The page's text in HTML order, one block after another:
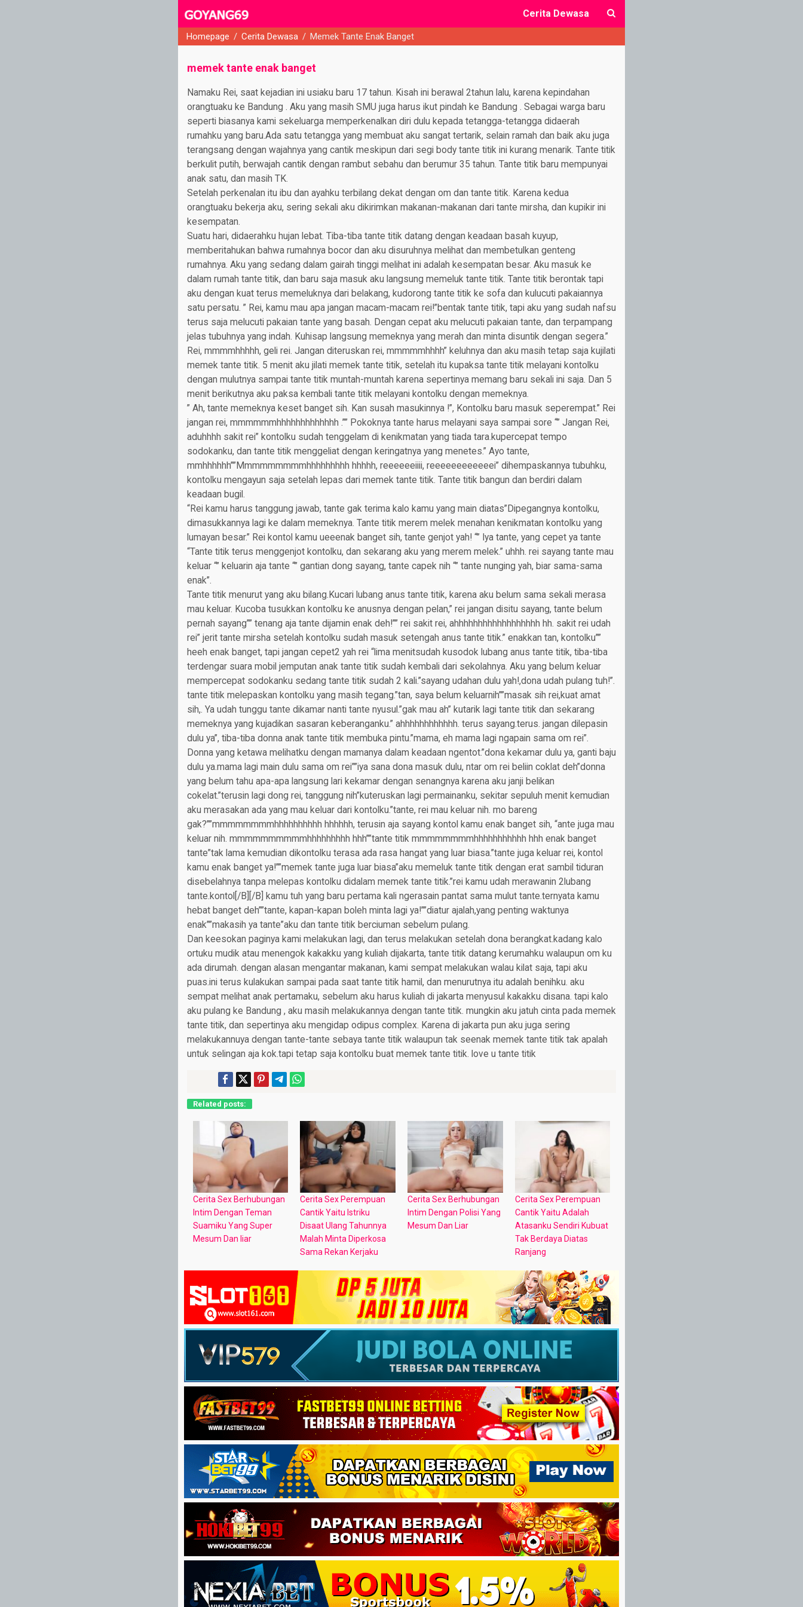
Cerita Dewasa
Homepage / Cerita Dewasa / Memek Tante Enak Banget
memek tante enak banget
Namaku Rei, saat kejadian ini usiaku baru 17 tahun. Kisah ini berawal 2tahun lalu, karena kepindahan
orangtuaku ke Bandung . Aku yang masih SMU juga harus ikut pindah ke Bandung . Sebagai warga baru
seperti biasanya kami sekeluarga memperkenalkan diri dulu kepada tetangga-tetangga didaerah
rumahku yang baru.Ada satu tetangga yang membuat aku sangat tertarik, selain ramah dan baik aku juga
terangsang dengan wajahnya yang cantik meskipun dari segi body tante titik ini kurang menarik. Tante titik
berkulit putih, berwajah cantik dengan rambut sebahu dan berumur 35 tahun. Tante titik baru mempunyai
anak satu, dan masih TK.
Setelah perkenalan itu ibu dan ayahku terbilang dekat dengan om dan tante titik. Karena kedua
orangtuaku bekerja aku, sering sekali aku dikirimkan makanan-makanan dari tante mirsha, dan kupikir ini
kesempatan.
Suatu hari, didaerahku hujan lebat. Tiba-tiba tante titik datang dengan keadaan basah kuyup,
memberitahukan bahwa rumahnya bocor dan aku disuruhnya melihat dan membetulkan genteng
rumahnya. Aku yang sedang dalam gairah tinggi melihat ini adalah kesempatan besar. Aku masuk ke
dalam rumah tante titik, dan baru saja masuk aku langsung memeluk tante titik. Tante titik berontak tapi
aku dengan kuat terus memeluknya dari belakang, kudorong tante titik ke sofa dan kulucuti pakaiannya
satu persatu. ” Rei, kamu mau apa jangan macam-macam rei!”bentak tante titik, tapi aku yang sudah nafsu
terus saja melucuti pakaian tante yang basah. Dengan cepat aku melucuti pakaian tante, dan terpampang
jelas tubuhnya yang indah. Kuhisap langsung memeknya yang merah dan minta disuntik dengan segera.”
Rei, mmmmhhhhh, geli rei. Jangan diteruskan rei, mmmmmhhhh” keluhnya dan aku masih tetap saja kujilati
memek tante titik. 5 menit aku jilati memek tante titik, setelah itu kupaksa tante titik melayani kontolku
dengan mulutnya sampai tante titik muntah-muntah karena sepertinya memang baru sekali ini saja. Dan 5
menit berikutnya aku paksa kembali tante titik melayani kontolku dengan memeknya.
” Ah, tante memeknya keset banget sih. Kan susah masukinnya !”, Kontolku baru masuk seperempat.” Rei
jangan rei, mmmmmmhhhhhhhhhhhhh .”” Pokoknya tante harus melayani saya sampai sore “” Jangan Rei,
aduhhhh sakit rei” kontolku sudah tenggelam di kenikmatan yang tiada tara.kupercepat tempo
sodokanku, dan tante titik menggeliat dengan keringatnya yang menetes.” Ayo tante,
mmhhhhhh””Mmmmmmmmmhhhhhhhhh hhhhh, reeeeeeiiii, reeeeeeeeeeeei” dihempaskannya tubuhku,
kontolku mengayun saja setelah lepas dari memek tante titik. Tante titik bangun dan berdiri dalam
keadaan bugil.
“Rei kamu harus tanggung jawab, tante gak terima kalo kamu yang main diatas”Dipegangnya kontolku,
dimasukkannya lagi ke dalam memeknya. Tante titik merem melek menahan kenikmatan kontolku yang
lumayan besar.” Rei kontol kamu ueeenak banget sih, tante genjot yah! “” Iya tante, yang cepet ya tante
“Tante titik terus menggenjot kontolku, dan sekarang aku yang merem melek.” uhhh. rei sayang tante mau
keluar “” keluarin aja tante “” gantian dong sayang, tante capek nih “” tante nunging yah, biar sama-sama
enak”.
Tante titik menurut yang aku bilang.Kucari lubang anus tante titik, karena aku belum sama sekali merasa
mau keluar. Kucoba tusukkan kontolku ke anusnya dengan pelan,” rei jangan disitu sayang, tante belum
pernah sayang”” tenang aja tante dijamin enak deh!”” rei sakit rei, ahhhhhhhhhhhhhhhhhh hh. sakit rei udah
rei” jerit tante mirsha setelah kontolku sudah masuk setengah anus tante titik.” enakkan tan, kontolku””
heeh enak banget, tapi jangan cepet2 yah rei “lima menitsudah kusodok lubang anus tante titik, tiba-tiba
terdengar suara mobil jemputan anak tante titik sudah kembali dari sekolahnya. Aku yang belum keluar
mempercepat sodokanku sedang tante titik sudah 2 kali.”sayang udahan dulu yah!,dona udah pulang tuh!”.
tante titik melepaskan kontolku yang masih tegang.”tan, saya belum keluarnih””masak sih rei,kuat amat
sih,. Ya udah tunggu tante dikamar nanti tante nyusul.”gak mau ah” kutarik lagi tante titik dan sekarang
memeknya yang kujadikan sasaran keberanganku.” ahhhhhhhhhhhh. terus sayang.terus. jangan dilepasin
dulu ya”, tiba-tiba donna anak tante titik membuka pintu.”mama, eh mama lagi ngapain sama om rei”.
Donna yang ketawa melihatku dengan mamanya dalam keadaan ngentot.”dona kekamar dulu ya, ganti baju
dulu ya.mama lagi main dulu sama om rei””iya sana dona masuk dulu, ntar om rei beliin coklat deh”donna
yang belum tahu apa-apa langsung lari kekamar dengan senangnya karena aku janji belikan
cokelat.”terusin lagi dong rei, tanggung nih”kuteruskan lagi permainanku, sekitar sepuluh menit kemudian
aku merasakan ada yang mau keluar dari kontolku.”tante, rei mau keluar nih. mo bareng
gak?””mmmmmmmmhhhhhhhhhh hhhhhh, terusin aja sayang kontol kamu enak banget sih, “ante juga mau
keluar nih. mmmmmmmmmmhhhhhhhhh hhh””tante titik mmmmmmmmhhhhhhhhhhh hhh enak banget
tante”tak lama kemudian dikontolku terasa ada rasa hangat yang luar biasa.”tante juga keluar rei, kontol
kamu enak banget ya!””memek tante juga luar biasa”aku memeluk tante titik dengan erat sambil tiduran
disebelahnya tanpa melepas kontolku didalam memek tante titik.”rei kamu udah merawanin 2lubang
tante.kontol[/B][/B] kamu tuh yang baru pertama kali ngerasain pantat sama mulut tante.ternyata kamu
hebat banget deh””tante, kapan-kapan boleh minta lagi ya!””diatur ajalah,yang penting waktunya
enak””makasih ya tante”aku dan tante titik berciuman sebelum pulang.
Dan keesokan paginya kami melakukan lagi, dan terus melakukan setelah dona berangkat.kadang kalo
ortuku mudik atau menengok kakakku yang kuliah dijakarta, tante titik datang kerumahku walaupun om ku
ada dirumah. dengan alasan mengantar makanan, kami sempat melakukan walau kilat saja, tapi aku
puas.ini terus kulakukan sampai pada saat tante titik hamil, dan menurutnya itu adalah benihku. aku
sempat melihat anak pertamaku, sebelum aku harus kuliah di jakarta menyusul kakakku disana. tapi kalo
aku pulang ke Bandung , aku masih melakukannya dengan tante titik. mungkin aku jatuh cinta pada memek
tante titik, dan sepertinya aku mengidap odipus complex. Karena di jakarta pun aku juga sering
melakukannuya dengan tante-tante sebaya tante titik walaupun tak seenak memek tante titik tak apalah
untuk selingan aja kok.tapi tetap saja kontolku buat memek tante titik. love u tante titik
Related posts:
Cerita Sex Berhubungan
Intim Dengan Teman
Suamiku Yang Super
Mesum Dan liar
Cerita Sex Perempuan
Cantik Yaitu Istriku
Disaat Ulang Tahunnya
Malah Minta Diperkosa
Sama Rekan Kerjaku
Cerita Sex Berhubungan
Intim Dengan Polisi Yang
Mesum Dan Liar
Cerita Sex Perempuan
Cantik Yaitu Adalah
Atasanku Sendiri Kubuat
Tak Berdaya Diatas
Ranjang